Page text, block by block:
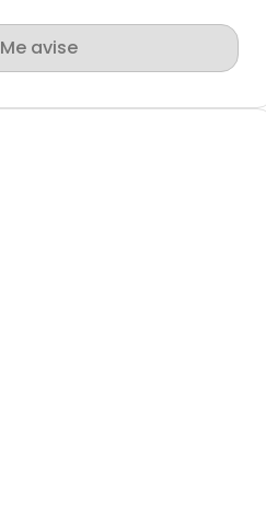
Me avise